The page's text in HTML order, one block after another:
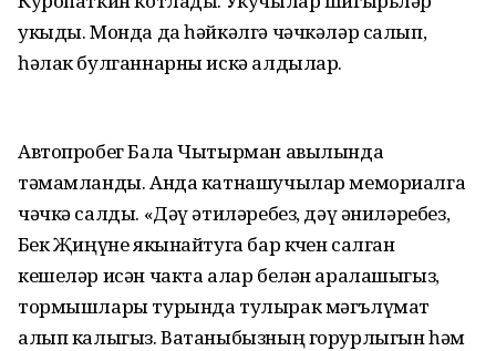
укыды. Монда да һәйкәлгә чәчкәләр салып,
һәлак булганнарны искә алдылар.
Автопробег Бала Чытырман авылында
тәмамланды. Анда катнашучылар мемориалга
чәчкә салды. «Дәү әтиләребез, дәү әниләребез,
Бөек Җиңүне якынайтуга бар көчен салган
кешеләр исән чакта алар белән аралашыгыз,
тормышлары турында тулырак мәгълүмат
алып калыгыз. Ватаныбызның горурлыгын һәм